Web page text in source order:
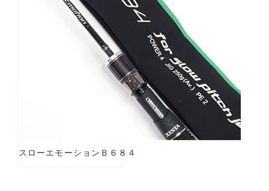
スローエモーションＢ６８４